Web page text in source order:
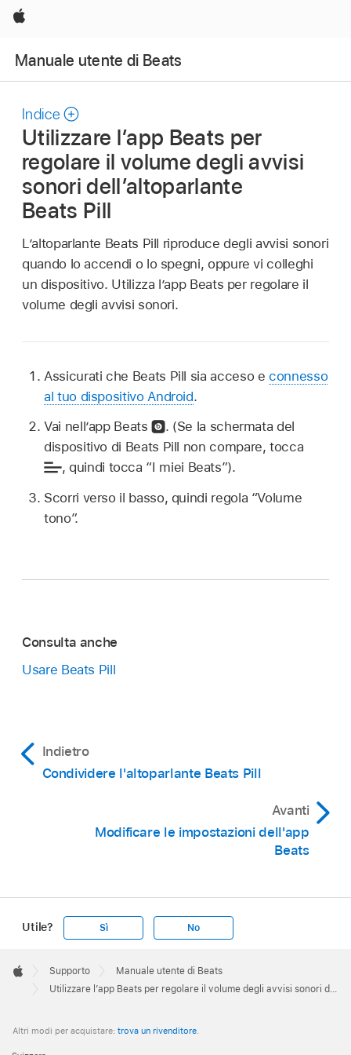
Apple
Manuale utente di Beats
Indice
Utilizzare l’app Beats per
regolare il volume degli avvisi
sonori dell’altoparlante
Beats Pill
L’altoparlante Beats Pill riproduce degli avvisi sonori
quando lo accendi o lo spegni, oppure vi colleghi
un dispositivo. Utilizza l’app Beats per regolare il
volume degli avvisi sonori.
Assicurati che Beats Pill sia acceso econnesso
al tuo dispositivo Android.
Vai nell’app Beats
. (Se la schermata del
dispositivo di Beats Pill non compare, tocca
, quindi tocca “I miei Beats”).
Scorri verso il basso, quindi regola “Volume
tono”.
Consulta anche
Usare Beats Pill
Indietro
Condividere l'altoparlante Beats Pill
Avanti
Modificare le impostazioni dell'app
Beats
Utile? Sì No
Footer

Apple
Supporto
Manuale utente di Beats
Utilizzare l’app Beats per regolare il volume degli avvisi sonori dell’altoparlante Beats Pill
Altri modi per acquistare: trova un rivenditore.